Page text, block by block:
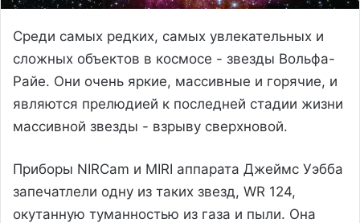
Среди самых редких, самых увлекательных и
сложных объектов в космосе - звезды Вольфа-
Райе. Они очень яркие, массивные и горячие, и
являются прелюдией к последней стадии жизни
массивной звезды - взрыву сверхновой.
Приборы NIRCam и MIRI аппарата Джеймс Уэбба
запечатлели одну из таких звезд, WR 124,
окутанную туманностью из газа и пыли. Она